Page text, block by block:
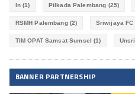
ln (1) Pilkada Palembang (25)
RSMH Palembang(2) Sriwijaya FC
TIM OPAT Samsat Sumsel (1) Unsri
BANNER PARTNERSHIP